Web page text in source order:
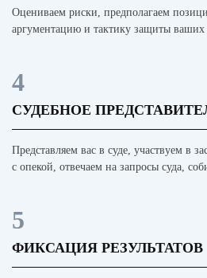
Оцениваем риски, предполагаем
аргументацию и тактику защиты ваших
4
СУДЕБНОЕ
Представляем вас в суде, участвуем в
с опекой, отвечаем на запросы суда,
5
ФИКСАЦИЯ РЕЗУЛЬТАТОВ